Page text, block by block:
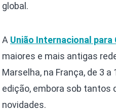
global.
A União Internacional
maiores e mais antigas
Marselha, na França, de 3
edição, embora sob tantos
novidades.